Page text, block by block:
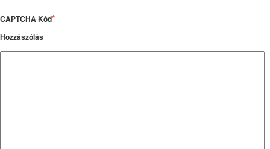
CAPTCHA Kód*
Hozzászólás